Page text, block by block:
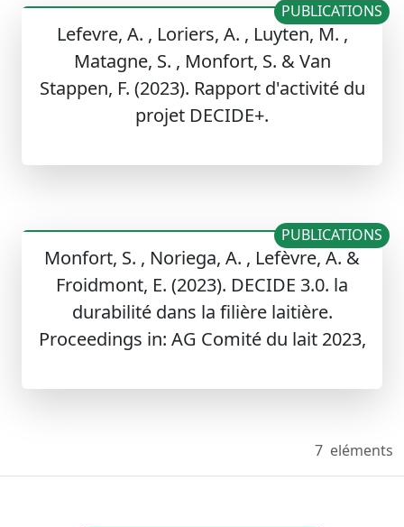
Lefevre, A. , Loriers, A. , Luyten, M. ,
Matagne, S. , Monfort, S. & Van
Stappen, F. (2023). Rapport d'activité du
projet DECIDE+.
PUBLICATIONS
Monfort, S. , Noriega, A. , Lefèvre, A. &
Froidmont, E. (2023). DECIDE 3.0. la
durabilité dans la filière laitière.
Proceedings in: AG Comité du lait 2023,
PUBLICATIONS
7 eléments